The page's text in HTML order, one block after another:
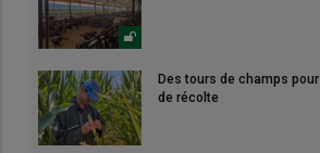
Des tours de champs
de récolte